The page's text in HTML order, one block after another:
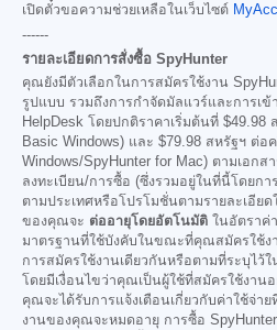
เปิดตั๋วขอความช่วยเหลือในเว็บไซต์
------
รายละเอียดการสั่งซื้อ SpyHunter
คุณยังมีตัวเลือกในการสมัครใช้งาน
รูปแบบ รวมถึงการกำจัดมัลแวร์และการเ
HelpDesk โดยปกติราคาเริ่มต้นที่ $49.98
Basic Windows) และ $79.98 สหรัฐฯ ต่อ
Windows/SpyHunter for Mac) ตามเอก
ลงทะเบียน/การซื้อ (ซึ่งรวมอยู่ในที่นี้โดยก
ตามประเทศหรือโปรโมชั่นตามรายละเอีย
ของคุณจะ ต่ออายุโดยอัตโนมัติ ในอัตราค่
มาตรฐานที่ใช้บังคับในขณะที่คุณสมัครใช้ง
การสมัครใช้งานเดียวกันหรือตามที่ระบุไว้
โดยมีเงื่อนไขว่าคุณเป็นผู้ใช้ที่สมัครใช้งาน
คุณจะได้รับการแจ้งเตือนเกี่ยวกับค่าใช้จ่า
งานของคุณจะหมดอายุ การซื้อ